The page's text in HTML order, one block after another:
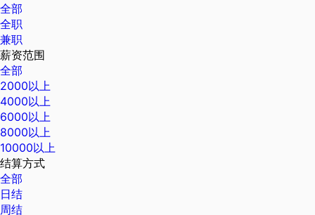
全部
全职
兼职
薪资范围
全部
2000以上
4000以上
6000以上
8000以上
10000以上
结算方式
全部
日结
周结